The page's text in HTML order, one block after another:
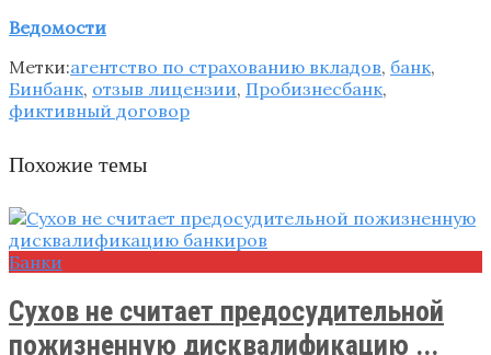
Ведомости
Метки:агентство по страхованию вкладов, банк,
Бинбанк, отзыв лицензии, Пробизнесбанк,
фиктивный договор
Похожие темы
Банки
Сухов не считает предосудительной
пожизненную дисквалификацию ...